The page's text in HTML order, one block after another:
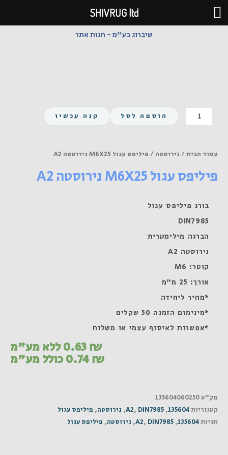
דילוג
לתוכן
שיברוג בע"מ - חנות אתר
כמות
של
נירוסטה
הוספה לסל קנה עכשיו
עמוד הבית/ נירוסטה / פיליפס עגול M6X25 נירוסטה A2
פיליפס עגול M6X25 נירוסטה A2
בורג פיליפס עגול
DIN7985
הברגה מילימטרית
נירוסטה A2
קוטר: M6
אורך: 25 מ"מ
*מחיר ליחידה
*מינימום הזמנה 50 שקלים
*אפשרות לאיסוף עצמי או משלוח
0.63₪ ללא מע"מ
0.74₪ כולל מע"מ
מק"ט 135604060250
קטגוריות135604
,
A2, DIN7985
, נירוסטה, פיליפס עגול
תגיות135604
,
A2, DIN7985
, נירוסטה, פיליפס עגול
SHIVRUG ltd